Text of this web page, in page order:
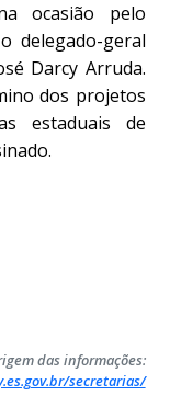
ocasião pelo
delegado-geral
Darcy Arruda.
dos projetos
estaduais de
das informações:
secretarias/